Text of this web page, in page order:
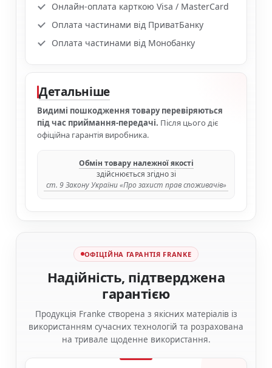
Онлайн-оплата карткою Visa / MasterCard
Оплата частинами від ПриватБанку
Оплата частинами від Монобанку
Детальніше
Видимі пошкодження товару перевіряються
під час приймання-передачі. Після цього діє
офіційна гарантія виробника.
Обмін товару належної якості
здійснюється згідно зі
ст. 9 Закону України «Про захист прав споживачів»
ОФІЦІЙНА ГАРАНТІЯ FRANKE
Надійність, підтверджена
гарантією
Продукція Franke створена з якісних матеріалів із
використанням сучасних технологій та розрахована
на тривале щоденне використання.